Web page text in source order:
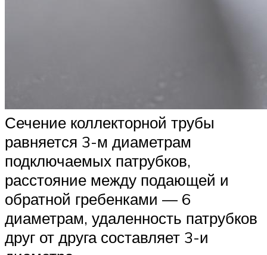
Сечение коллекторной трубы
равняется 3-м диаметрам
подключаемых патрубков,
расстояние между подающей и
обратной гребенками — 6
диаметрам, удаленность патрубков
друг от друга составляет 3-и